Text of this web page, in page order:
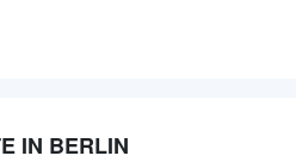
IN BERLIN